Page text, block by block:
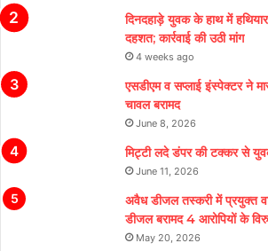
दिनदहाड़े युवक के हाथ में हथियार
दहशत; कार्रवाई की उठी मांग
4 weeks ago
एसडीएम व सप्लाई इंस्पेक्टर ने
चावल बरामद
June 8, 2026
मिट्टी लदे डंपर की टक्कर से
June 11, 2026
अवैध डीजल तस्करी में प्रयुक्त
डीजल बरामद 4 आरोपियों के
May 20, 2026